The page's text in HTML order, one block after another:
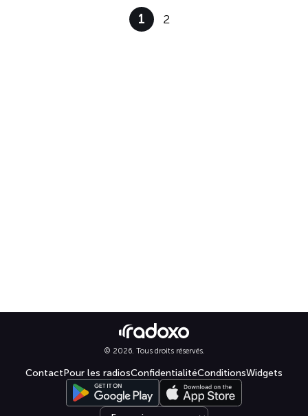
1 2
© 2026. Tous droits réservés.
ContactPour les radiosConfidentialitéConditionsWidgets
Select language